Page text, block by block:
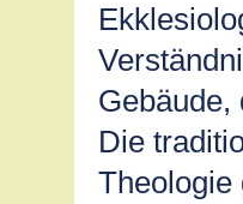
Gebäude,
Die
Theologie